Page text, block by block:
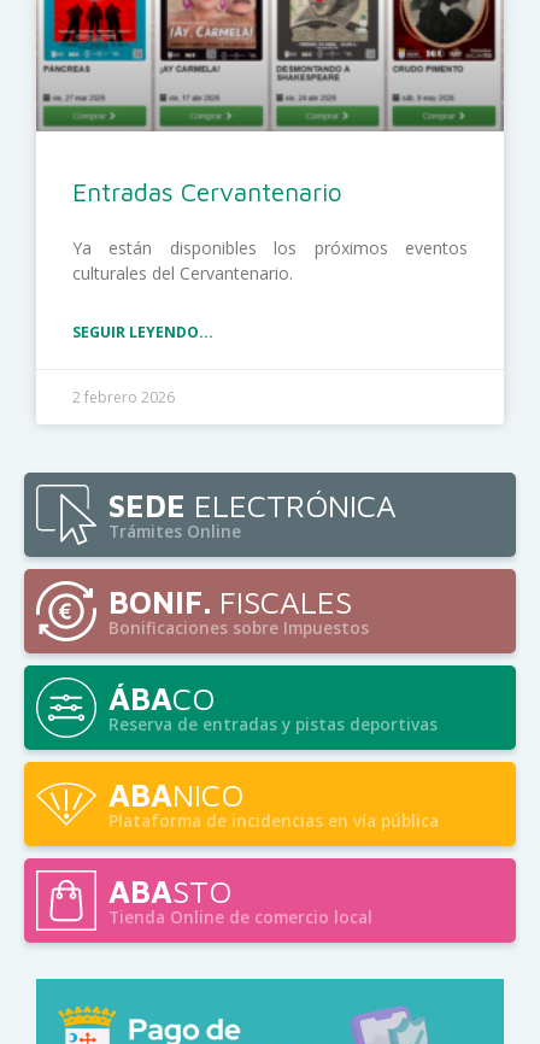
Entradas Cervantenario
Ya están disponibles los próximos eventos
culturales del Cervantenario.
SEGUIR LEYENDO...
2 febrero 2026
SEDE ELECTRÓNICA
Trámites Online
BONIF. FISCALES
Bonificaciones sobre Impuestos
ÁBACO
Reserva de entradas y pistas deportivas
ABANICO
Plataforma de incidencias en vía pública
ABASTO
Tienda Online de comercio local